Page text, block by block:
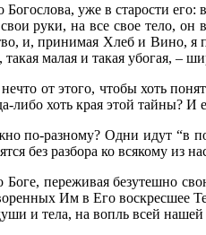
уже в старости
руки, на все свое тело,
и, принимая Хлеб и Вино, я
малая и такая убогая, –
от этого, чтобы хоть
либо хоть края этой тайны? И
по-разному? Одни идут “в
без разбора ко всякому
переживая безутешно
Им в Его воскресшее
и тела, на вопль всей